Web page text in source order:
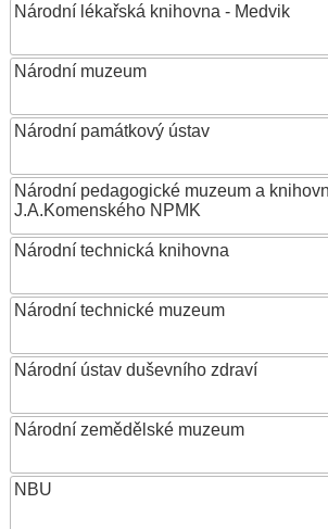
Národní lékařská knihovna - Medvik
Národní muzeum
Národní památkový ústav
Národní pedagogické muzeum a
J.A.Komenského NPMK
Národní technická knihovna
Národní technické muzeum
Národní ústav duševního zdraví
Národní zemědělské muzeum
NBU